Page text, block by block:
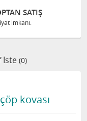
SATIŞ
imkanı.
İste (0)
kovası